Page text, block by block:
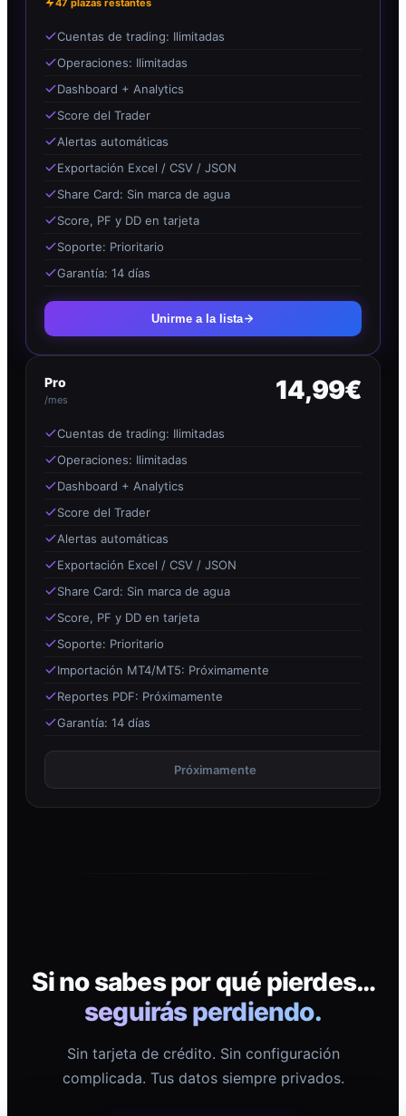
Cuentas de trading: Ilimitadas
Operaciones: Ilimitadas
Dashboard + Analytics
Score del Trader
Alertas automáticas
Exportación Excel / CSV / JSON
Share Card: Sin marca de agua
Score, PF y DD en tarjeta
Soporte: Prioritario
Garantía: 14 días
Unirme a la lista
Pro
/mes 14,99€
Cuentas de trading: Ilimitadas
Operaciones: Ilimitadas
Dashboard + Analytics
Score del Trader
Alertas automáticas
Exportación Excel / CSV / JSON
Share Card: Sin marca de agua
Score, PF y DD en tarjeta
Soporte: Prioritario
Importación MT4/MT5: Próximamente
Reportes PDF: Próximamente
Garantía: 14 días
Próximamente
Si no sabes por qué pierdes…
seguirás perdiendo.
Sin tarjeta de crédito. Sin configuración
complicada. Tus datos siempre privados.